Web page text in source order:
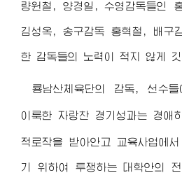
량원철, 양경일, 수영감독들인
김성옥, 송구감독 홍혁철, 배구
한 감독들의 노력이 적지 않게 깃
룡남산체육단의 감독, 선수들
이룩한 자랑찬 경기성과는 경애
적로작을 받아안고 교육사업에
기 위하여 투쟁하는 대학안의